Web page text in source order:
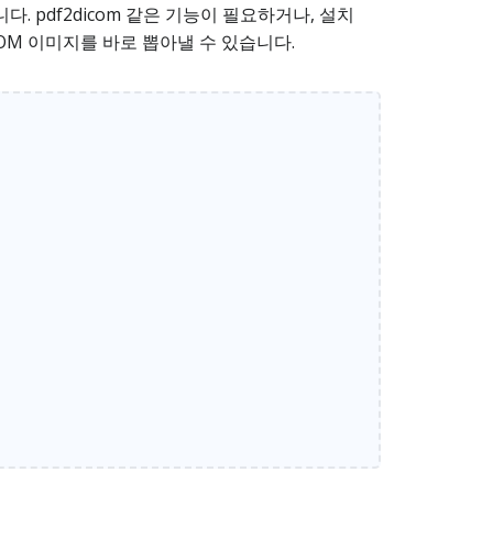
. pdf2dicom 같은 기능이 필요하거나, 설치
이미지를 바로 뽑아낼 수 있습니다.